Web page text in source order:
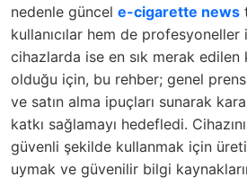
nedenle güncel e-cigarette news
kullanıcılar hem de
cihazlarda ise en sık merak edilen
olduğu için, bu rehber; genel
ve satın alma ipuçları sunarak
katkı sağlamayı hedefledi.
güvenli şekilde kullanmak için
uymak ve güvenilir bilgi